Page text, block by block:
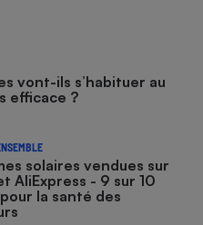
vont-ils s’habituer au
efficace ?
solaires vendues sur
AliExpress - 9 sur 10
la santé des